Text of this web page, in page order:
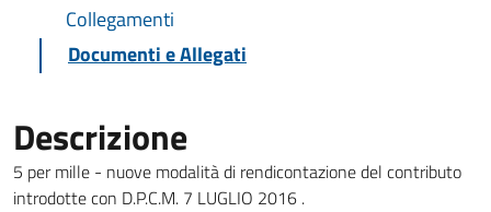
Collegamenti
Documenti e Allegati
Descrizione
5 per mille - nuove modalità di rendicontazione del contributo
introdotte con D.P.C.M. 7 LUGLIO 2016 .